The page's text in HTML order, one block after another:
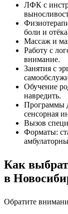
ЛФК с
боли и
Массаж и
Работу с
внимание.
Занятия с
Обучение
навредить.
Программы
сенсорная
Вызов
Форматы:
Как
в
Обратите